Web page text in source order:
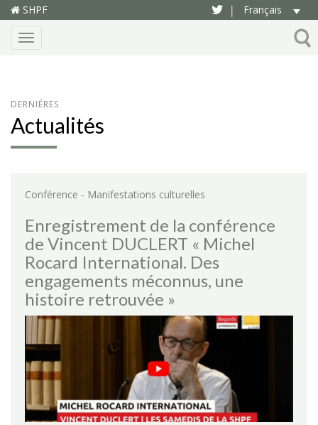
SHPF | Français
Menu
DERNIÉRES
Actualités
Conférence - Manifestations culturelles
Enregistrement de la conférence
de Vincent DUCLERT « Michel
Rocard International. Des
engagements méconnus, une
histoire retrouvée »